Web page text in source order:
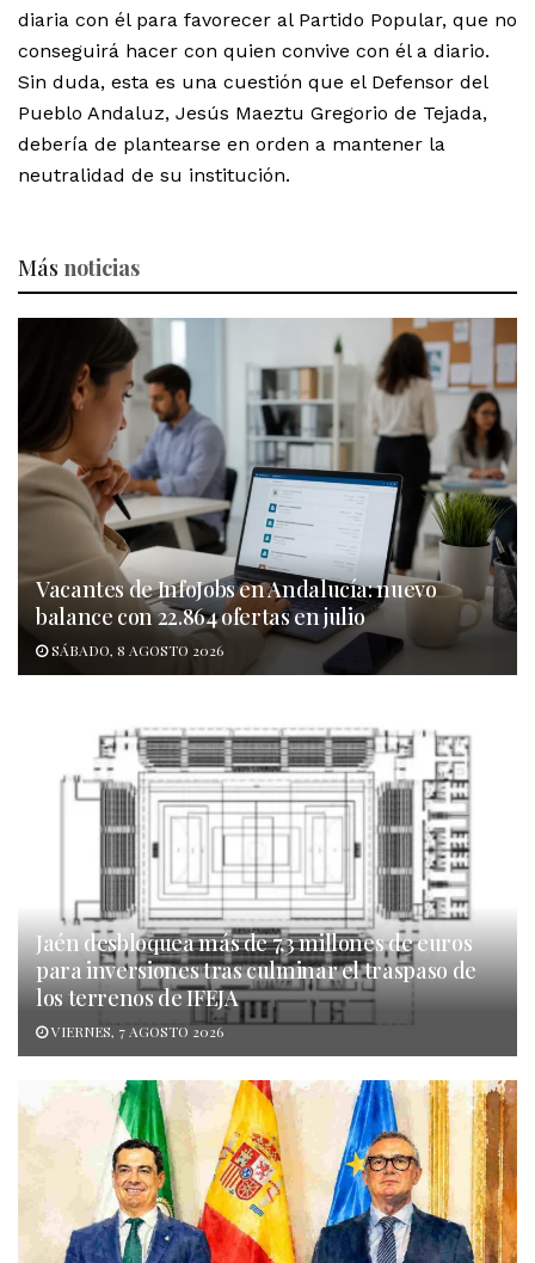
diaria con él para favorecer al Partido Popular, que no
conseguirá hacer con quien convive con él a diario.
Sin duda, esta es una cuestión que el Defensor del
Pueblo Andaluz, Jesús Maeztu Gregorio de Tejada,
debería de plantearse en orden a mantener la
neutralidad de su institución.
Más noticias
Vacantes de InfoJobs en Andalucía: nuevo
balance con 22.864 ofertas en julio
SÁBADO, 8 AGOSTO 2026
Jaén desbloquea más de 7,3 millones de euros
para inversiones tras culminar el traspaso de
los terrenos de IFEJA
VIERNES, 7 AGOSTO 2026